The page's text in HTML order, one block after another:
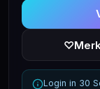
♡
Login in 30